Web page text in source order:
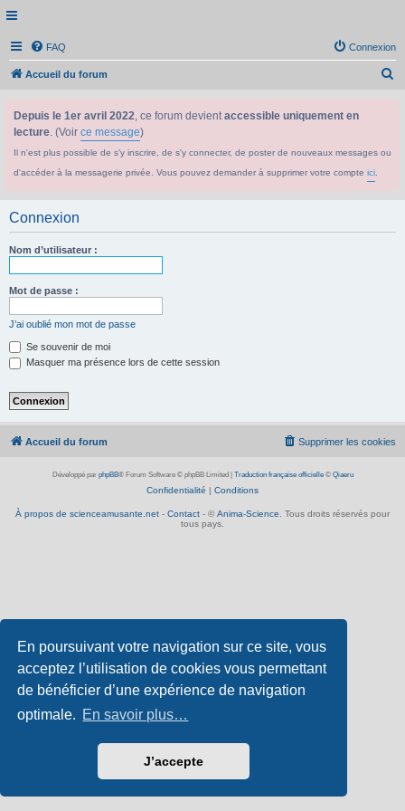
En poursuivant votre navigation sur ce site, vous
acceptez l’utilisation de cookies vous permettant
de bénéficier d’une expérience de navigation
optimale. En savoir plus…
J’accepte
FAQ Connexion
Accueil du forum
Depuis le 1er avril 2022, ce forum devientaccessible uniquement en
lecture. (Voir ce message)
Il n'est plus possible de s'y inscrire, de s'y connecter, de poster de nouveaux messages ou
d'accéder à la messagerie privée. Vous pouvez demander à supprimer votre compte ici
Connexion
Nom d’utilisateur :
Mot de passe :
J’ai oublié mon mot de passe
Se souvenir de moi
Masquer ma présence lors de cette session
Accueil du forum Supprimer les cookies
Développé par phpBB® Forum Software © phpBB Limited Traduction française officielle© Qiaeru
Confidentialité | Conditions
À propos de scienceamusante.net - Contact - © Anima-Science . Tous droits réservés pour
tous pays.